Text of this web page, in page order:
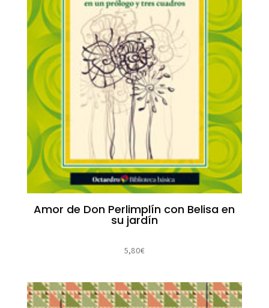
Amor de Don Perlimplín con Belisa en
su jardín
5,80€